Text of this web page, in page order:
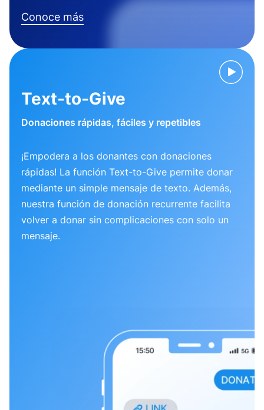
Conoce más
Text-to-Give
Donaciones rápidas, fáciles y repetibles
¡Empodera a los donantes con donaciones
rápidas! La función Text-to-Give permite donar
mediante un simple mensaje de texto. Además,
nuestra función de donación recurrente facilita
volver a donar sin complicaciones con solo un
mensaje.